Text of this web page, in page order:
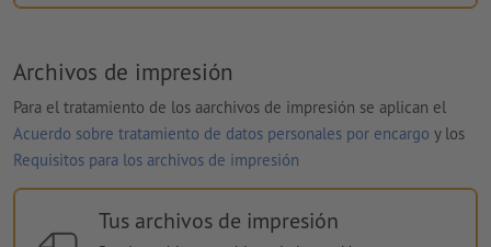
Archivos de impresión
Para el tratamiento de los aarchivos de impresión se aplican el
Acuerdo sobre tratamiento de datos personales por encargo y los
Requisitos para los archivos de impresión
Tus archivos de impresión